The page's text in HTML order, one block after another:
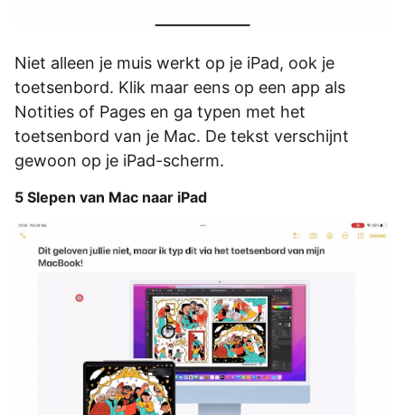
Niet alleen je muis werkt op je iPad, ook je
toetsenbord. Klik maar eens op een app als
Notities of Pages en ga typen met het
toetsenbord van je Mac. De tekst verschijnt
gewoon op je iPad-scherm.
5 Slepen van Mac naar iPad